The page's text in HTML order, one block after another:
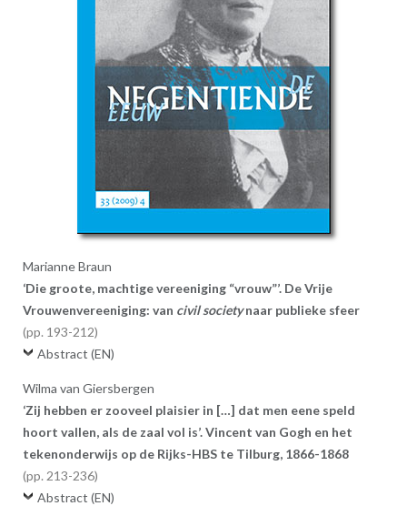
Marianne Braun
‘Die groote, machtige vereeniging “vrouw”’. De Vrije
Vrouwenvereeniging: van civil societynaar publieke sfeer
193-212
Abstract (EN)
Wilma van Giersbergen
‘Zij hebben er zooveel plaisier in […] dat men eene speld
hoort vallen, als de zaal vol is’. Vincent van Gogh en het
tekenonderwijs op de Rijks-HBS te Tilburg, 1866-1868
213-236
Abstract (EN)